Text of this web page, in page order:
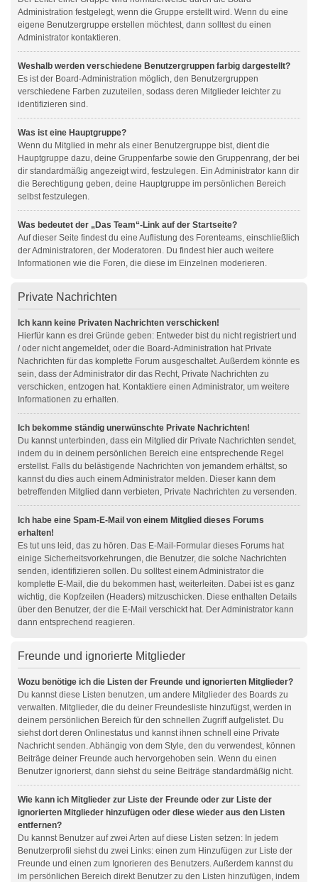
Administration festgelegt, wenn die Gruppe erstellt wird. Wenn du eine
eigene Benutzergruppe erstellen möchtest, dann solltest du einen
Administrator kontaktieren.
Weshalb werden verschiedene Benutzergruppen farbig dargestellt?
Es ist der Board-Administration möglich, den Benutzergruppen
verschiedene Farben zuzuteilen, sodass deren Mitglieder leichter zu
identifizieren sind.
Was ist eine Hauptgruppe?
Wenn du Mitglied in mehr als einer Benutzergruppe bist, dient die
Hauptgruppe dazu, deine Gruppenfarbe sowie den Gruppenrang, der bei
dir standardmäßig angezeigt wird, festzulegen. Ein Administrator kann dir
die Berechtigung geben, deine Hauptgruppe im persönlichen Bereich
selbst festzulegen.
Was bedeutet der „Das Team“-Link auf der Startseite?
Auf dieser Seite findest du eine Auflistung des Forenteams, einschließlich
der Administratoren, der Moderatoren. Du findest hier auch weitere
Informationen wie die Foren, die diese im Einzelnen moderieren.
Private Nachrichten
Ich kann keine Privaten Nachrichten verschicken!
Hierfür kann es drei Gründe geben: Entweder bist du nicht registriert und
/ oder nicht angemeldet, oder die Board-Administration hat Private
Nachrichten für das komplette Forum ausgeschaltet. Außerdem könnte es
sein, dass der Administrator dir das Recht, Private Nachrichten zu
verschicken, entzogen hat. Kontaktiere einen Administrator, um weitere
Informationen zu erhalten.
Ich bekomme ständig unerwünschte Private Nachrichten!
Du kannst unterbinden, dass ein Mitglied dir Private Nachrichten sendet,
indem du in deinem persönlichen Bereich eine entsprechende Regel
erstellst. Falls du belästigende Nachrichten von jemandem erhältst, so
kannst du dies auch einem Administrator melden. Dieser kann dem
betreffenden Mitglied dann verbieten, Private Nachrichten zu versenden.
Ich habe eine Spam-E-Mail von einem Mitglied dieses Forums
erhalten!
Es tut uns leid, das zu hören. Das E-Mail-Formular dieses Forums hat
einige Sicherheitsvorkehrungen, die Benutzer, die solche Nachrichten
senden, identifizieren sollen. Du solltest einem Administrator die
komplette E-Mail, die du bekommen hast, weiterleiten. Dabei ist es ganz
wichtig, die Kopfzeilen (Headers) mitzuschicken. Diese enthalten Details
über den Benutzer, der die E-Mail verschickt hat. Der Administrator kann
dann entsprechend reagieren.
Freunde und ignorierte Mitglieder
Wozu benötige ich die Listen der Freunde und ignorierten Mitglieder?
Du kannst diese Listen benutzen, um andere Mitglieder des Boards zu
verwalten. Mitglieder, die du deiner Freundesliste hinzufügst, werden in
deinem persönlichen Bereich für den schnellen Zugriff aufgelistet. Du
siehst dort deren Onlinestatus und kannst ihnen schnell eine Private
Nachricht senden. Abhängig von dem Style, den du verwendest, können
Beiträge deiner Freunde auch hervorgehoben sein. Wenn du einen
Benutzer ignorierst, dann siehst du seine Beiträge standardmäßig nicht.
Wie kann ich Mitglieder zur Liste der Freunde oder zur Liste der
ignorierten Mitglieder hinzufügen oder diese wieder aus den Listen
entfernen?
Du kannst Benutzer auf zwei Arten auf diese Listen setzen: In jedem
Benutzerprofil siehst du zwei Links: einen zum Hinzufügen zur Liste der
Freunde und einen zum Ignorieren des Benutzers. Außerdem kannst du
im persönlichen Bereich direkt Benutzer zu den Listen hinzufügen, indem